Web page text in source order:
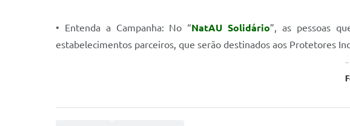
• Entenda a Campanha: No “NatAU Solidário”, as pessoas
estabelecimentos parceiros, que serão destinados aos Protetores